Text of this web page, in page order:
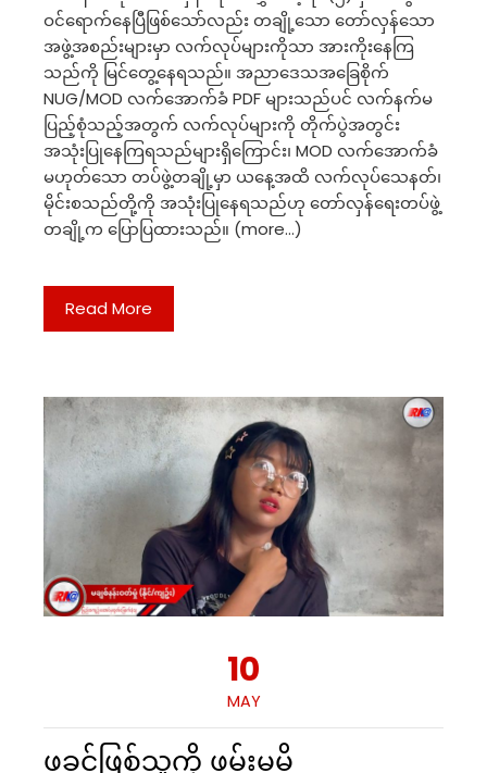
ဝင်ရောက်နေပြီဖြစ်သော်လည်း တချို့သော တော်လှန်သော
အဖွဲ့အစည်းများမှာ လက်လုပ်များကိုသာ အားကိုးနေကြ
သည်ကို မြင်တွေ့နေရသည်။ အညာဒေသအခြေစိုက်
NUG/MOD လက်အောက်ခံ PDF များသည်ပင် လက်နက်မ
ပြည့်စုံသည့်အတွက် လက်လုပ်များကို တိုက်ပွဲအတွင်း
အသုံးပြုနေကြရသည်များရှိကြောင်း၊ MOD လက်အောက်ခံ
မဟုတ်သော တပ်ဖွဲ့တချို့မှာ ယနေ့အထိ လက်လုပ်သေနတ်၊
မိုင်းစသည်တို့ကို အသုံးပြုနေရသည်ဟု တော်လှန်ရေးတပ်ဖွဲ့
တချို့က ပြောပြထားသည်။ (more…)
Read More
10
MAY
ဖခင်ဖြစ်သူကို ဖမ်းမမိ